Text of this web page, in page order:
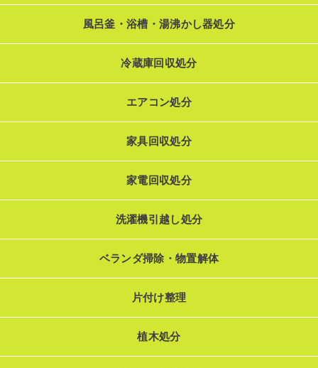
風呂釜・浴槽・湯沸かし器処分
冷蔵庫回収処分
エアコン処分
家具回収処分
家電回収処分
洗濯機引越し処分
ベランダ掃除・物置解体
片付け整理
植木処分